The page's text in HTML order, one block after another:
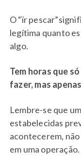
O “ïr
legítima quanto
algo.
Tem horas que
fazer, mas
Lembre-se que
estabelecidas
acontecerem,
em uma